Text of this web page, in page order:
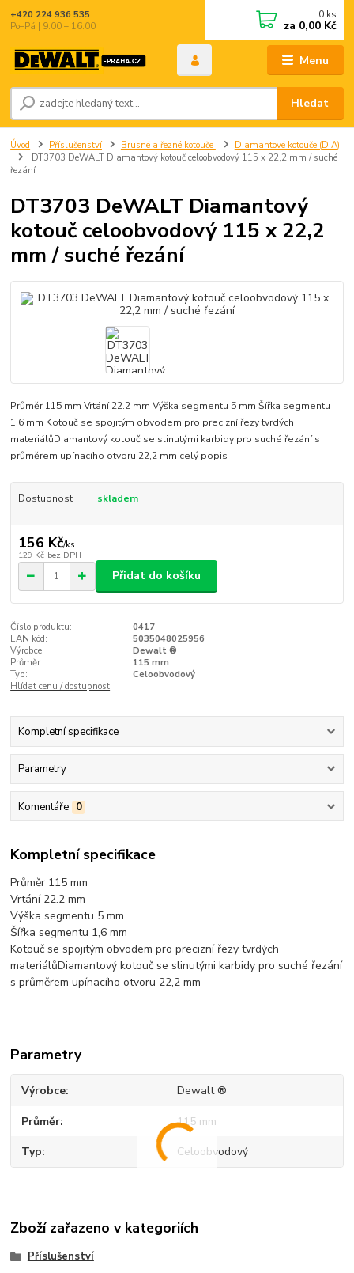
Menu
Hledat
+420 224 936 535
Po–Pá | 9:00 – 16:00
0 ks
za 0,00 Kč
Úvod Příslušenství Brusné a řezné kotouče
Diamantové kotouče (DIA)
DT3703 DeWALT Diamantový kotouč celoobvodový 115 x 22,2 mm / suché
řezání
DT3703 DeWALT Diamantový
kotouč celoobvodový 115 x 22,2
mm / suché řezání
Průměr 115 mm Vrtání 22.2 mm Výška segmentu 5 mm Šířka segmentu
1,6 mm Kotouč se spojitým obvodem pro precizní řezy tvrdých
materiálůDiamantový kotouč se slinutými karbidy pro suché řezání s
průměrem upínacího otvoru 22,2 mm celý popis
Dostupnost skladem
156 Kč/ks
129 Kč bez DPH
Přidat do košíku
Číslo produktu:
0417
EAN kód:
5035048025956
Výrobce:
Dewalt ®
Průměr:
115 mm
Typ:
Celoobvodový
Hlídat cenu / dostupnost
Kompletní specifikace
Parametry
Komentáře 0
Kompletní specifikace
Průměr 115 mm
Vrtání 22.2 mm
Výška segmentu 5 mm
Šířka segmentu 1,6 mm
Kotouč se spojitým obvodem pro precizní řezy tvrdých
materiálůDiamantový kotouč se slinutými karbidy pro suché řezání
s průměrem upínacího otvoru 22,2 mm
Parametry
Výrobce Dewalt ®
Průměr 115 mm
Typ Celoobvodový
Zboží zařazeno v kategoriích
Příslušenství